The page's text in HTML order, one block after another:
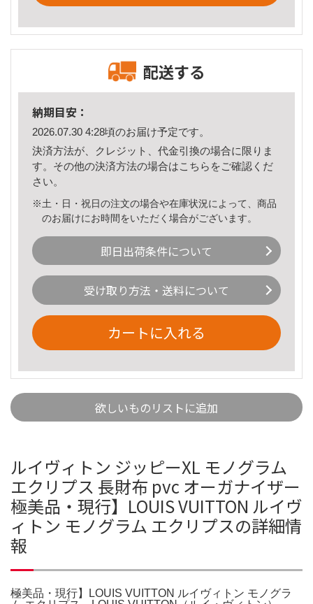
配送する
納期目安：
2026.07.30 4:28頃のお届け予定です。
決済方法が、クレジット、代金引換の場合に限りま
す。その他の決済方法の場合はこちら をご確認くだ
さい。
※土・日・祝日の注文の場合や在庫状況によって、商品
のお届けにお時間をいただく場合がございます。
即日出荷条件について
受け取り方法・送料について
カートに入れる
欲しいものリストに追加
ルイヴィトン ジッピーXL モノグラム
エクリプス 長財布 pvc オーガナイザー
極美品・現行】LOUIS VUITTON ルイヴ
ィトン モノグラム エクリプスの詳細情
報
極美品・現行】LOUIS VUITTON ルイヴィトン モノグラ